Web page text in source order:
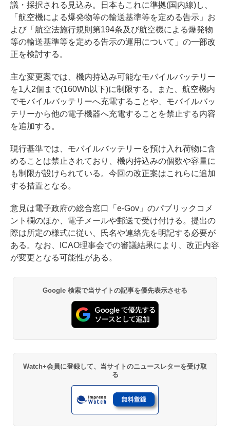
議・採択される見込み。日本もこれに準拠(国内線)し、
「航空機による爆発物等の輸送基準等を定める告示」お
よび「航空法施行規則第194条及び航空機による爆発物
等の輸送基準等を定める告示の運用について」の一部改
正を検討する。
主な変更案では、機内持込み可能なモバイルバッテリー
を1人2個まで(160Wh以下)に制限する。また、航空機内
でモバイルバッテリーへ充電することや、モバイルバッ
テリーから他の電子機器へ充電することを禁止する内容
を追加する。
現行基準では、モバイルバッテリーを預け入れ荷物に含
めることは禁止されており、機内持込みの個数や容量に
も制限が設けられている。今回の改正案はこれらに追加
する措置となる。
意見は電子政府の総合窓口「e-Gov」のパブリックコメ
ント欄のほか、電子メールや郵送で受け付ける。提出の
際は所定の様式に従い、氏名や連絡先を明記する必要が
ある。なお、ICAO理事会での審議結果により、改正内容
が変更となる可能性がある。
Google 検索で当サイトの記事を優先表示させる
Watch+会員に登録して、当サイトのニュースレターを受け取
る